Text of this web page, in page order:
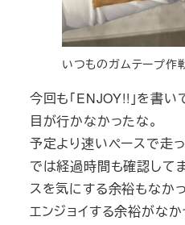
いつものガムテープ作
今回も「ENJOY!!」を書い
目が行かなかったな。
予定より速いペースで走
では経過時間も確認して
スを気にする余裕もなか
エンジョイする余裕がなか